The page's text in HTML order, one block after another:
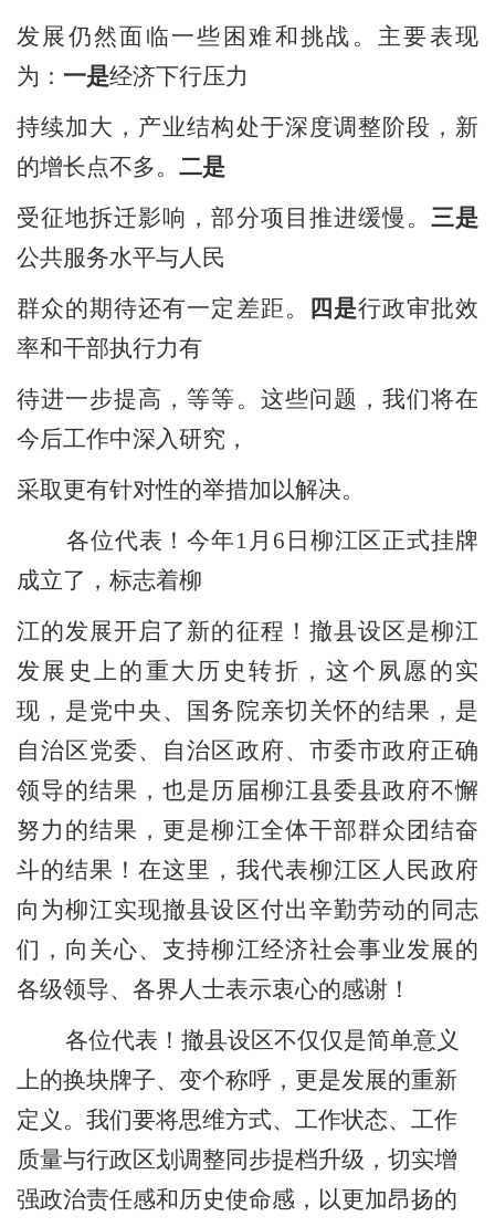
发展仍然面临一些困难和挑战。主要表现
为： 一是经济下行压力
持续加大，产业结构处于深度调整阶段，新
的增长点不多。 二是
受征地拆迁影响，部分项目推进缓慢。 三是
公共服务水平与人民
群众的期待还有一定差距。
四是行政审批效
率和干部执行力有
待进一步提高，等等。这些问题，我们将在
今后工作中深入研究，
采取更有针对性的举措加以解决。
各位代表！今年1 月 6 日柳江区正式挂牌
成立了，标志着柳
江的发展开启了新的征程！撤县设区是柳江
发展史上的重大历史转折，这个夙愿的实
现，是党中央、国务院亲切关怀的结果，是
自治区党委、自治区政府、市委市政府正确
领导的结果，也是历届柳江县委县政府不懈
努力的结果，更是柳江全体干部群众团结奋
斗的结果！在这里，我代表柳江区人民政府
向为柳江实现撤县设区付出辛勤劳动的同志
们，向关心、支持柳江经济社会事业发展的
各级领导、各界人士表示衷心的感谢！
各位代表！撤县设区不仅仅是简单意义
上的换块牌子、变个称呼，更是发展的重新
定义。我们要将思维方式、工作状态、工作
质量与行政区划调整同步提档升级，切实增
强政治责任感和历史使命感，以更加昂扬的